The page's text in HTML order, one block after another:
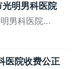
光明男科医院
男科医院...
医院收费公正